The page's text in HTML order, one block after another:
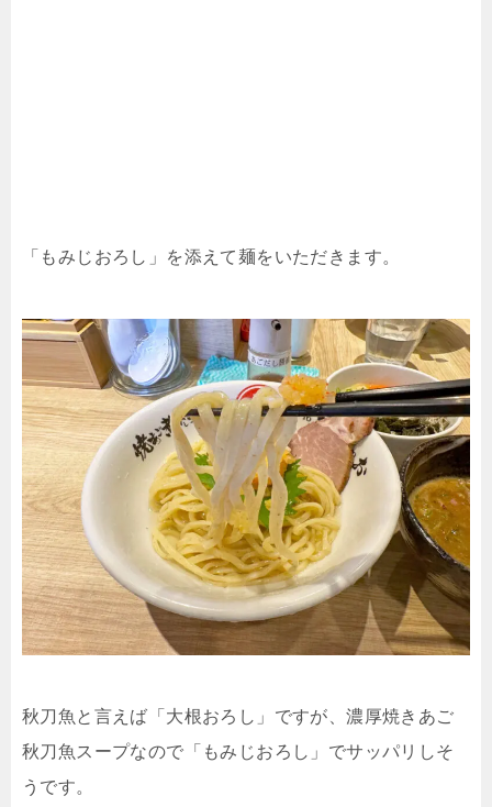
「もみじおろし」を添えて麺をいただきます。
秋刀魚と言えば「大根おろし」ですが、濃厚焼きあご
秋刀魚スープなので「もみじおろし」でサッパリしそ
うです。